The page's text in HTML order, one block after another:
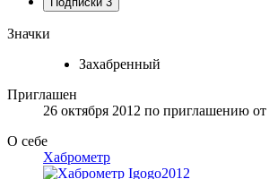
Значки
Захабренный
Приглашен
26 октября 2012 по приглашению от
О себе
Хаброметр